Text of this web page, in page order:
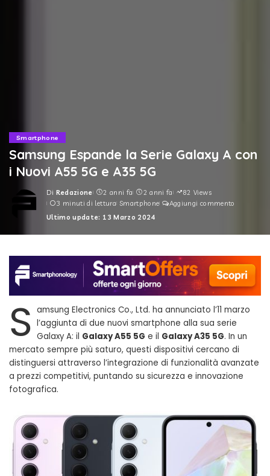
Smartphone
Samsung Espande la Serie Galaxy A con
i Nuovi A55 5G e A35 5G
Posted
by
Di Redazione 2 anni fa 2 anni fa
82 Views
3 minuti di lettura Smartphone
Aggiungi commento
Ultimo update: 13 Marzo 2024
S amsung Electronics Co., Ltd. ha annunciato l’11 marzo
l’aggiunta di due nuovi smartphone alla sua serie
Galaxy A: il Galaxy A55 5G e il Galaxy A35 5G. In un
mercato sempre più saturo, questi dispositivi cercano di
distinguersi attraverso l’integrazione di funzionalità avanzate
a prezzi competitivi, puntando su sicurezza e innovazione
fotografica.